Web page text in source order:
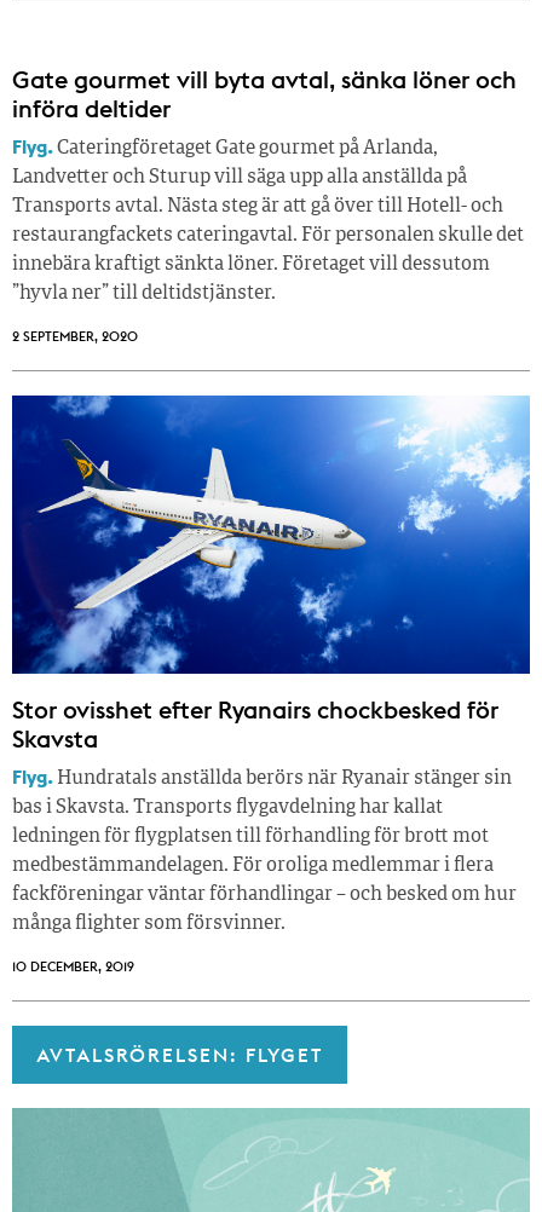
Gate gourmet vill byta avtal, sänka löner och
införa deltider
Flyg.Cateringföretaget Gate gourmet på Arlanda,
Landvetter och Sturup vill säga upp alla anställda på
Transports avtal. Nästa steg är att gå över till Hotell- och
restaurangfackets cateringavtal. För personalen skulle det
innebära kraftigt sänkta löner. Företaget vill dessutom
”hyvla ner” till deltidstjänster.
2 SEPTEMBER, 2020
Stor ovisshet efter Ryanairs chockbesked för
Skavsta
Flyg. Hundratals anställda berörs när Ryanair stänger sin
bas i Skavsta. Transports flygavdelning har kallat
ledningen för flygplatsen till förhandling för brott mot
medbestämmandelagen. För oroliga medlemmar i flera
fackföreningar väntar förhandlingar – och besked om hur
många flighter som försvinner.
10 DECEMBER, 2019
AVTALSRÖRELSEN: FLYGET